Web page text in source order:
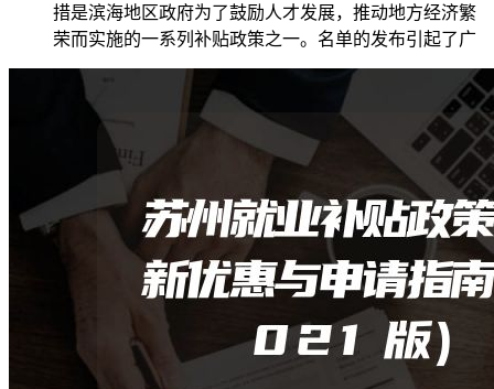
措是滨海地区政府为了鼓励人才发展，推动地方经济繁
荣而实施的一系列补贴政策之一。名单的发布引起了广